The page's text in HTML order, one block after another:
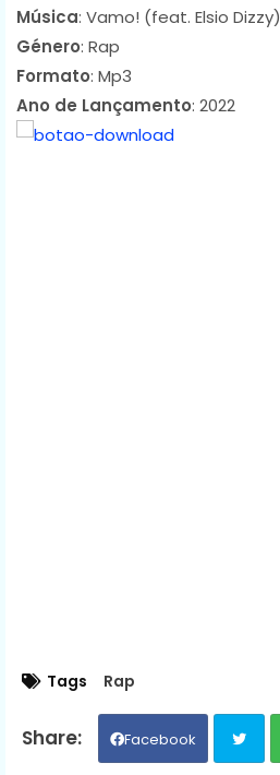
Música: Vamo! (feat. Elsio Dizzy)
Género: Rap
Formato: Mp3
Ano de Lançamento: 2022
Tags Rap
Facebook